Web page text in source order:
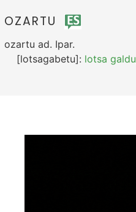
OZARTU
ozartu ad. Ipar.
[lotsagabetu]: lotsa galdu